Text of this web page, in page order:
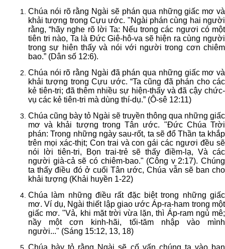
Chúa nói rõ rằng Ngài sẽ phán qua những giấc mơ và
khải tượng trong Cựu ước. "Ngài phán cùng hai người
rằng, “hãy nghe rõ lời Ta: Nếu trong các ngươi có một
tiên tri nào, Ta là Đức Giê-hô-va sẽ hiện ra cùng người
trong sự hiên thấy và nói với người trong cơn chiêm
bao.” (Dân số 12:6).
Chúa nói rõ rằng Ngài đã phán qua những giấc mơ và
khải tượng trong Cựu ước. “Ta cũng đã phán cho các
kẻ tiên-tri; đã thêm nhiều sự hiện-thấy và đã cậy chức-
vụ các kẻ tiên-tri mà dùng thí-dụ.” (Ô-sê 12:11)
Chúa cũng bày tỏ Ngài sẽ truyền thông qua những giấc
mơ và khải tượng trong Tân ước. "Đức Chúa Trời
phán: Trong những ngày sau-rốt, ta sẽ đổ Thần ta khắp
trên mọi xác-thịt; Con trai và con gái các ngươi đều sẽ
nói lời tiên-tri, Bọn trai-trẻ sẽ thấy điềm-lạ, Và các
người già-cả sẽ có chiêm-bao." (Công v 2:17). Chúng
ta thấy điều đó ở cuối Tân ước, Chúa vẫn sẽ ban cho
khải tượng (Khải huyền 1-22)
Chúa làm những điều rất đặc biệt trong những giấc
mơ. Ví dụ, Ngài thiết lập giao ước Áp-ra-ham trong một
giấc mơ. "Vả, khi mặt trời vừa lặn, thì Áp-ram ngủ mê;
nầy một cơn kinh-hãi, tối-tăm nhập vào mình
người..." (Sáng 15:12, 13, 18)
Chúa bày tỏ rằng Ngài sẽ cố vấn chúng ta vào ban